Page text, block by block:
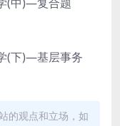
下)—基层事务
的观点和立场，如